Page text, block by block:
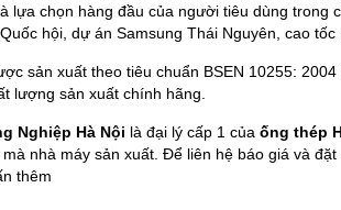
lựa chọn hàng đầu của người tiêu dùng trong
hội, dự án Samsung Thái Nguyên, cao tốc
sản xuất theo tiêu chuẩn BSEN 10255:
lượng sản xuất chính hãng.
Nghiệp Hà Nội là đại lý cấp 1 củaống thép
nhà máy sản xuất. Để liên hệ báo giá và
thêm